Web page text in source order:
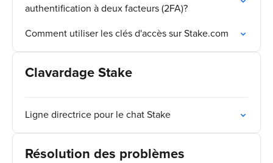
authentification à deux facteurs (2FA)?
Comment utiliser les clés d'accès sur Stake.com
Clavardage Stake
Ligne directrice pour le chat Stake
Résolution des problèmes